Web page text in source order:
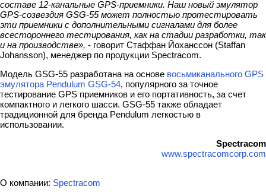
составе 12-канальные GPS-приемники. Наш новый эмулятор
GPS-созвездия GSG-55 может полностью протестировать
эти приемники с дополнительными сигналами для более
всестороннего тестирования, как на стадии разработки, так
и на производстве», - говорит Стаффан Йоханссон (Staffan
Johansson), менеджер по продукции Spectracom.
Модель GSG-55 разработана на основе восьмиканального GPS
эмулятора Pendulum GSG-54, популярного за точное
тестирование GPS приемников и его портативность, за счет
компактного и легкого шасси. GSG-55 также обладает
традиционной для бренда Pendulum легкостью в
использовании.
Spectracom
www.spectracomcorp.com
О компании: Spectracom